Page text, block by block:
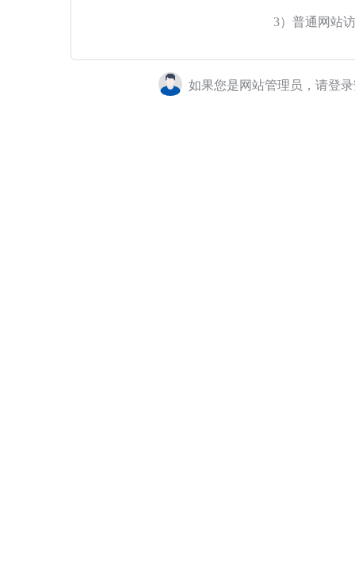
3）普通网站
如果您是网站管理员，请登